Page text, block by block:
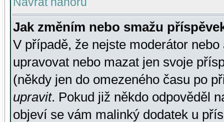
Jak změním nebo smažu
V případě, že nejste moderátor
upravovat nebo mazat jen svoje
(někdy jen do omezeného času po
upravit. Pokud již někdo odpověděl
objeví se vám malinký dodatek u